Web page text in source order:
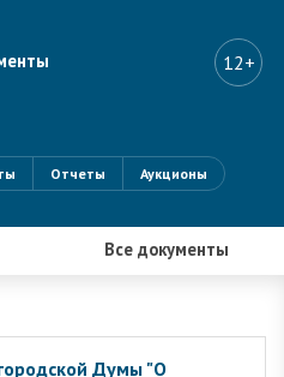
12+
Отчеты Аукционы
Все документы
Думы "О